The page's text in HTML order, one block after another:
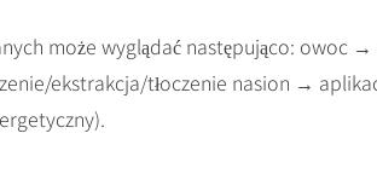
może wyglądać następująco: owoc
ekstrakcja/tłoczenie nasion →